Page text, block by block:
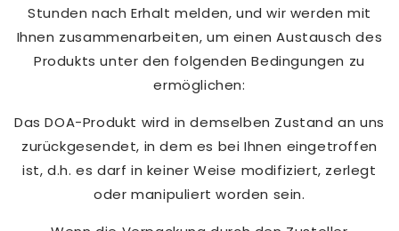
Stunden nach Erhalt melden, und wir werden mit
Ihnen zusammenarbeiten, um einen Austausch des
Produkts unter den folgenden Bedingungen zu
ermöglichen:
Das DOA-Produkt wird in demselben Zustand an uns
zurückgesendet, in dem es bei Ihnen eingetroffen
ist, d.h. es darf in keiner Weise modifiziert, zerlegt
oder manipuliert worden sein.